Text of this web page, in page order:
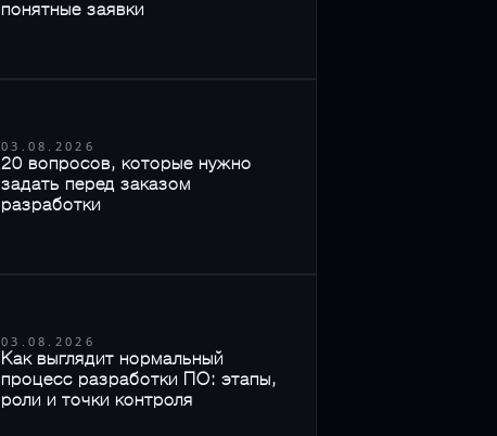
понятные заявки
03.08.2026
20 вопросов, которые нужно
задать перед заказом
разработки
03.08.2026
Как выглядит нормальный
процесс разработки ПО: этапы,
роли и точки контроля